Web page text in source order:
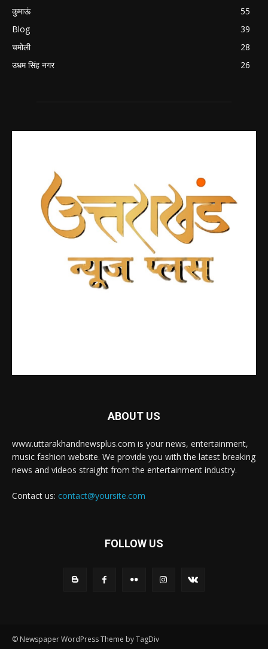
कुमाऊं
55
Blog
39
चमोली
28
उधम सिंह नगर
26
ABOUT US
www.uttarakhandnewsplus.com is your news, entertainment,
music fashion website. We provide you with the latest breaking
news and videos straight from the entertainment industry.
Contact us: contact@yoursite.com
FOLLOW US
© Newspaper WordPress Theme by TagDiv